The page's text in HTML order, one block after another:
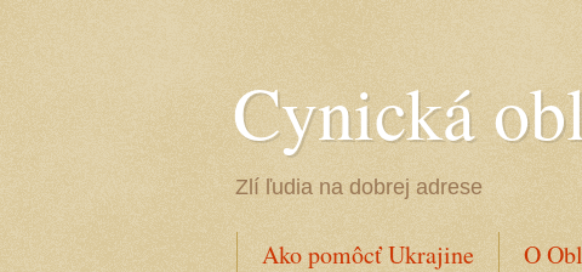
Cynická
Zlí ľudia na dobrej adrese
Ako pomôcť Ukrajine O